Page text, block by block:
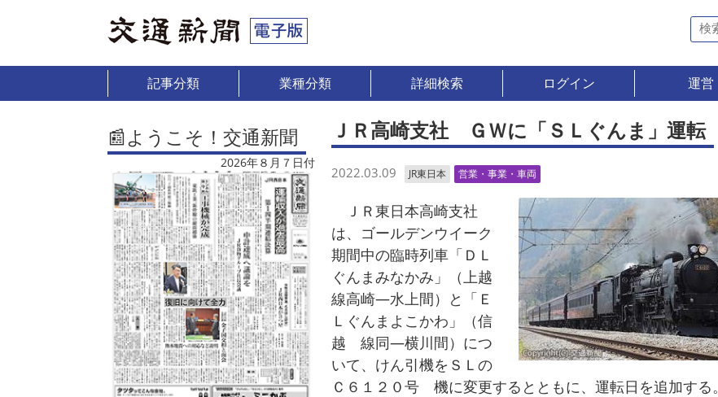
記事分類 業種分類 詳細検索 ログイン 運営
📰ようこそ！交通新聞
2026年８月７日付
ＪＲ高崎支社 ＧＷに「ＳＬぐんま」運転
2022.03.09 JR東日本 営業・事業・車両
ＪＲ東日本高崎支社
は、ゴールデンウイーク
期間中の臨時列車「ＤＬ
ぐんまみなかみ」（上越
線高崎―水上間）と「Ｅ
Ｌぐんまよこかわ」（信
越 線同―横川間）につ
いて、けん引機をＳＬの
Ｃ６１２０号 機に変更するとともに、運転日を追加する。